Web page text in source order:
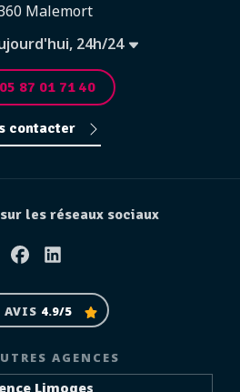
Malemort
24h/24
05 87 01 71 40
contacter
les réseaux sociaux
FacebookLinkedin
AVIS 4.9/5
AGENCES
Limoges